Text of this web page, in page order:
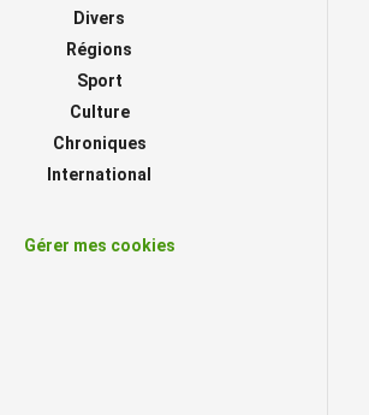
Divers
Régions
Sport
Culture
Chroniques
International
Gérer mes cookies